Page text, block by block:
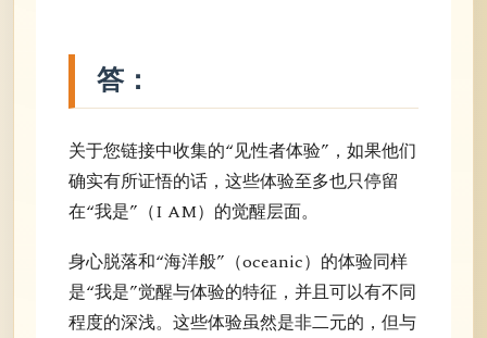
答：
关于您链接中收集的“见性者体验”，如果他们
确实有所证悟的话，这些体验至多也只停留
在“我是”（I AM）的觉醒层面。
身心脱落和“海洋般”（oceanic）的体验同样
是“我是”觉醒与体验的特征，并且可以有不同
程度的深浅。这些体验虽然是非二元的，但与